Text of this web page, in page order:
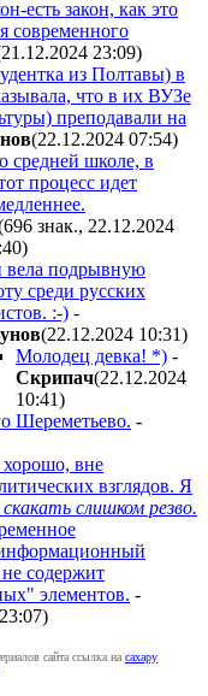
есть закон, как это
современного
23:09)
из Полтавы) в
что в их ВУЗе
преподавали на
(22.12.2024 07:54)
средней школе, в
процесс идет
знак., 22.12.2024
)
вела подрывную
среди русских
:-) -
(22.12.2024 10:31)
Молодец девка! *) -
Cкpипaч(22.12.2024
10:41)
Шереметьево. -
хорошо, вне
взглядов. Я
скакать слишком резво.
содержит
элементов. -
)
сайта ссылка на caxapу